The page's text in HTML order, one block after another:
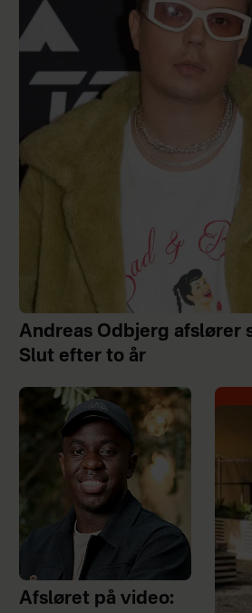
Andreas Odbjerg afslører
Slut efter to år
Afsløret på video: